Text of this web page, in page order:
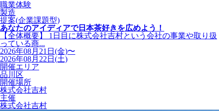
職業体験
製造
提案(企業課題型)
あなたのアイディアで日本茶好きを広めよう！
【全体概要】 1日目に株式会社吉村という会社の事業や取り扱
っている商...
2026年08月21日(金)〜
2026年08月22日(土)
開催エリア
品川区
開催場所
株式会社吉村
主催
株式会社吉村